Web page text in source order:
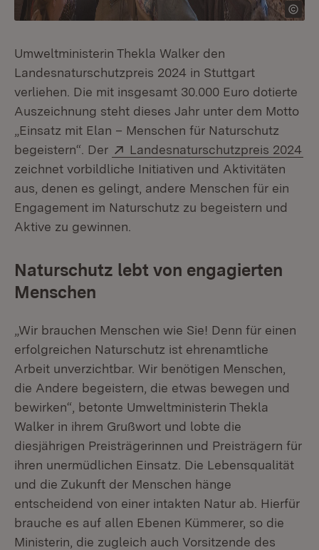
Umweltministerin Thekla Walker den
Landesnaturschutzpreis 2024 in Stuttgart
verliehen. Die mit insgesamt 30.000 Euro dotierte
Auszeichnung steht dieses Jahr unter dem Motto
„Einsatz mit Elan – Menschen für Naturschutz
begeistern“. Der
Extern:
Landesnaturschutzpreis 2024
zeichnet vorbildliche Initiativen und Aktivitäten
aus, denen es gelingt, andere Menschen für ein
Engagement im Naturschutz zu begeistern und
Aktive zu gewinnen.
Naturschutz lebt von engagierten
Menschen
„Wir brauchen Menschen wie Sie! Denn für einen
erfolgreichen Naturschutz ist ehrenamtliche
Arbeit unverzichtbar. Wir benötigen Menschen,
die Andere begeistern, die etwas bewegen und
bewirken“, betonte Umweltministerin Thekla
Walker in ihrem Grußwort und lobte die
diesjährigen Preisträgerinnen und Preisträgern für
ihren unermüdlichen Einsatz. Die Lebensqualität
und die Zukunft der Menschen hänge
entscheidend von einer intakten Natur ab. Hierfür
brauche es auf allen Ebenen Kümmerer, so die
Ministerin, die zugleich auch Vorsitzende des